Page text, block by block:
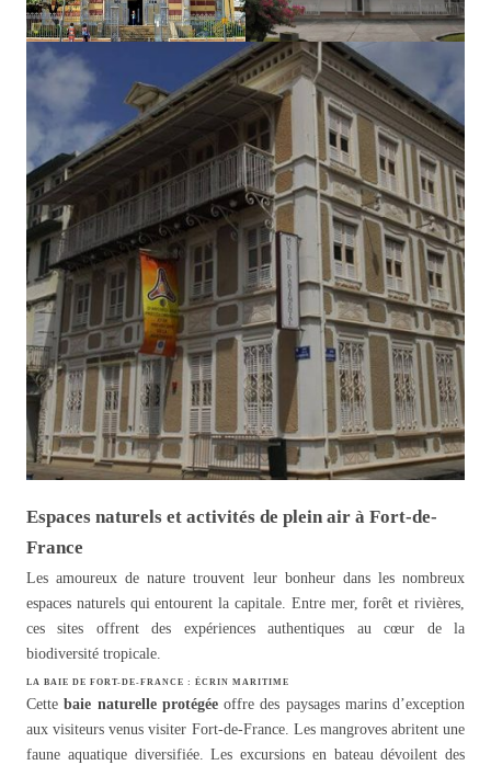
Espaces naturels et activités de plein air à Fort-de-
France
Les amoureux de nature trouvent leur bonheur dans les nombreux
espaces naturels qui entourent la capitale. Entre mer, forêt et rivières,
ces sites offrent des expériences authentiques au cœur de la
biodiversité tropicale.
LA BAIE DE FORT-DE-FRANCE : ÉCRIN MARITIME
Cettebaie naturelle protégéeoffre des paysages marins d’exception
aux visiteurs venus visiter Fort-de-France. Les mangroves abritent une
faune aquatique diversifiée. Les excursions en bateau dévoilent des